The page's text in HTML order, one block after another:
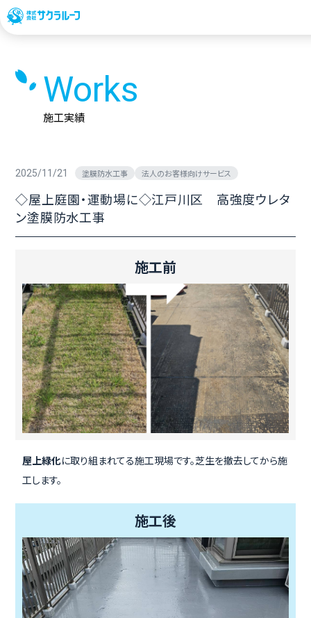
Works
施工実績
2025/11/21 塗膜防水工事 法人のお客様向けサービス
◇屋上庭園・運動場に◇江戸川区 高強度ウレタ
ン塗膜防水工事
施工前
屋上緑化に取り組まれてる施工現場です。芝生を撤去してから施
工します。
施工後